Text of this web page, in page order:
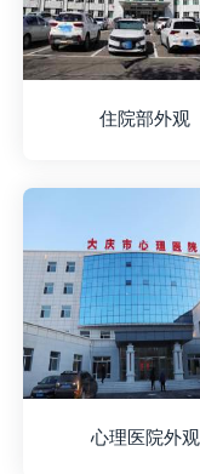
住院部外观
心理医院外观